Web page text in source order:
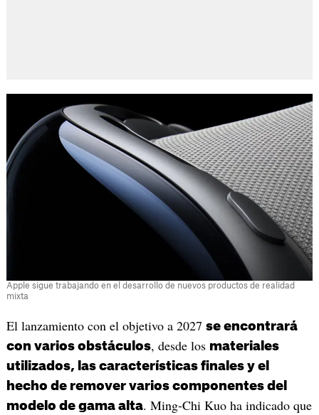
Apple sigue trabajando en el desarrollo de nuevos productos de realidad
mixta
El lanzamiento con el objetivo a 2027 se encontrará
con varios obstáculos, desde los materiales
utilizados, las características finales y el
hecho de remover varios componentes del
modelo de gama alta. Ming-Chi Kuo ha indicado que